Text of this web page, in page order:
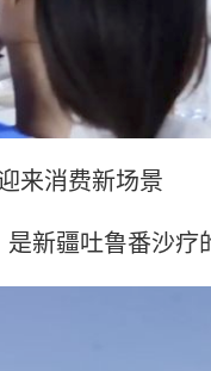
来消费新场景
新疆吐鲁番沙